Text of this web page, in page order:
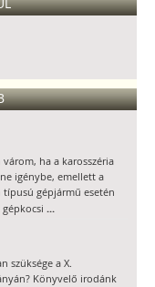
ha a karosszéria
igénybe, emellett a
gépjármű esetén
...
szüksége a X.
Könyvelő irodánk